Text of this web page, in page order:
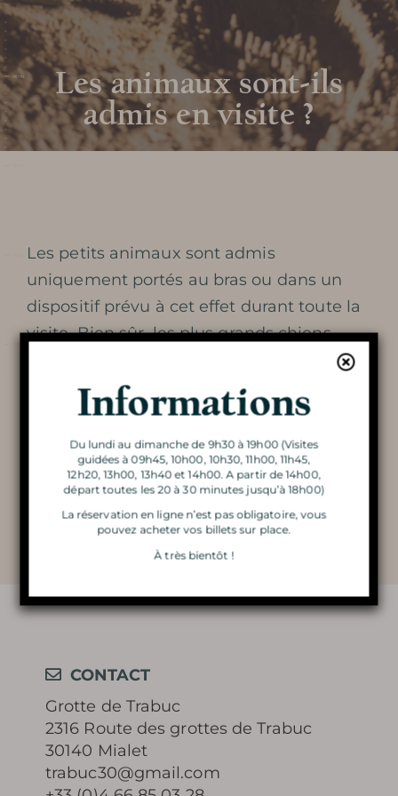
FOIRE AUX QUESTIONS
AUTOUR DE LA GROTTE
grotte
VISITE DE LA GROTTE
LA GROTTE S’ENFLAMME
L’ATELIER DU PETIT
GÉOLOGUE
LA MAGIE DES LUMIÈRES
DE NOËL
En apprendre
plus
Les animaux sont-ils
admis en visite ?
Les petits animaux sont admis
uniquement portés au bras ou dans un
dispositif prévu à cet effet durant toute la
visite. Bien sûr, les plus grands chiens
pourront rester à l’extérieur en laisse et
attachés et nous serons heureux de leur
donner à boire si vous nous le demandez.
Attention le parking est ombragé
uniquement jusqu’à 13h00 !
CONTACT
Grotte de Trabuc
2316 Route des grottes de Trabuc
30140 Mialet
trabuc30@gmail.com
Informations
Du lundi au dimanche de 9h30 à 19h00 (Visites
guidées à 09h45, 10h00, 10h30, 11h00, 11h45,
12h20, 13h00, 13h40 et 14h00. A partir de 14h00,
départ toutes les 20 à 30 minutes jusqu’à 18h00)
La réservation en ligne n’est pas obligatoire, vous
pouvez acheter vos billets sur place.
À très bientôt !